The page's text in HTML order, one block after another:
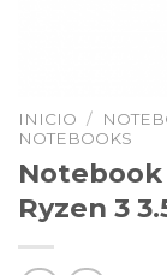
INICIO /
NOTEBOOKS
Notebook
Ryzen 3